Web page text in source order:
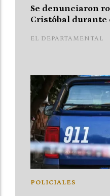
Se denunciaron
Cristóbal durante
EL DEPARTAMENTAL
POLICIALES